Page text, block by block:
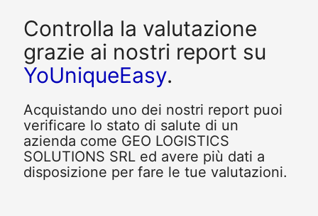
Controlla la valutazione
grazie ai nostri report su
YoUniqueEasy.
Acquistando uno dei nostri report puoi
verificare lo stato di salute di un
azienda come GEO LOGISTICS
SOLUTIONS SRL ed avere più dati a
disposizione per fare le tue valutazioni.